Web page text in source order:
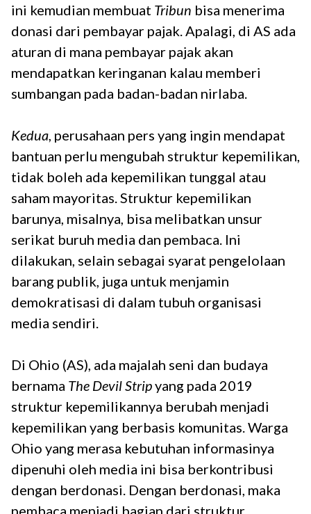
ini kemudian membuat Tribun bisa menerima
donasi dari pembayar pajak. Apalagi, di AS ada
aturan di mana pembayar pajak akan
mendapatkan keringanan kalau memberi
sumbangan pada badan-badan nirlaba.
Kedua, perusahaan pers yang ingin mendapat
bantuan perlu mengubah struktur kepemilikan,
tidak boleh ada kepemilikan tunggal atau
saham mayoritas. Struktur kepemilikan
barunya, misalnya, bisa melibatkan unsur
serikat buruh media dan pembaca. Ini
dilakukan, selain sebagai syarat pengelolaan
barang publik, juga untuk menjamin
demokratisasi di dalam tubuh organisasi
media sendiri.
Di Ohio (AS), ada majalah seni dan budaya
bernama The Devil Stripyang pada 2019
struktur kepemilikannya berubah menjadi
kepemilikan yang berbasis komunitas. Warga
Ohio yang merasa kebutuhan informasinya
dipenuhi oleh media ini bisa berkontribusi
dengan berdonasi. Dengan berdonasi, maka
pembaca menjadi bagian dari struktur